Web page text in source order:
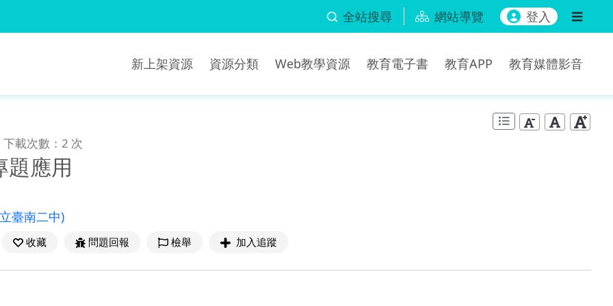
全站搜尋 網站導覽 登入
新上架資源 資源分類 Web教學資源 教育電子書 教育APP 教育媒體影音
下載次數：2 次
題應用
臺南二中)
收藏 問題回報 檢舉 加入追蹤